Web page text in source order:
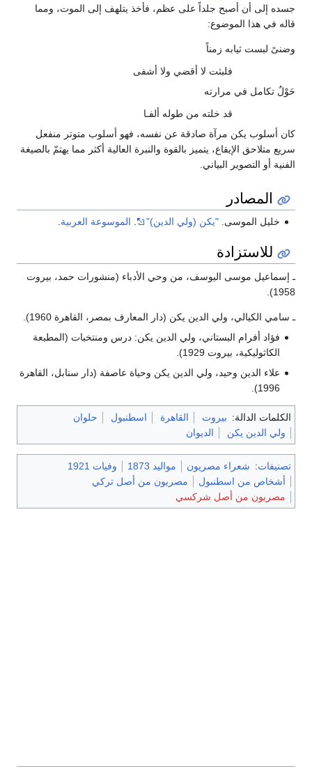
جسده إلى أن أصبح جلداً على عظم، فأخذ يتلهف إلى الموت، ومما
قاله في هذا الموضوع:
وضنىً لبست ثيابه زمناً
فلبثت لا أقضي ولا أشفى
حَوْلٌ تكامل في مرارته
قد خلته من طوله ألفـا
كان أسلوب يكن مرآة صادقة عن نفسه، فهو أسلوب متوتر منفعل
سريع متلاحق الإيقاع، يتميز بالقوة والنبرة العالية أكثر مما يهتمّ بالصيغة
الفنية أو التصوير البياني.
المصادر
خليل الموسى."يكن (ولي الدين)" . الموسوعة العربية.
للاستزادة
ـ إسماعيل موسى اليوسف، من وحي الأدباء (منشورات حمد، بيروت
1958).
ـ سامي الكيالي، ولي الدين يكن (دار المعارف بمصر، القاهرة 1960).
فؤاد أفرام البستاني، ولي الدين يكن: درس ومنتخبات (المطبعة
الكاثوليكية، بيروت 1929).
علاء الدين وحيد، ولي الدين يكن وحياة عاصفة (دار سنابل، القاهرة
1996).
الكلمات الدالة: بيروت القاهرة اسطنبول
حلوان
ولي الدين يكن
الديوان
تصنيفات: شعراء مصريون مواليد 1873
وفيات 1921
أشخاص من اسطنبول
مصريون من أصل تركي
مصريون من أصل شركسي